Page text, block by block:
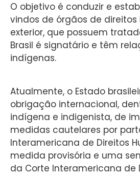
O objetivo é conduzir e
vindos de órgãos de
exterior, que possuem
Brasil é signatário e têm
indígenas.
Atualmente, o Estado
obrigação internacional,
indígena e indigenista, de
medidas cautelares por
Interamericana de Direitos
medida provisória e uma
da Corte Interamericana de